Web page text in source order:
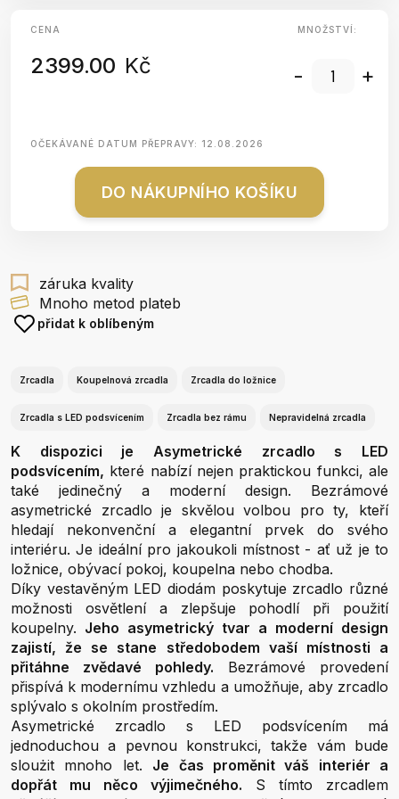
CENA
2399.00 Kč
MNOŽSTVÍ:
- +
OČEKÁVANÉ DATUM PŘEPRAVY: 12.08.2026
DO NÁKUPNÍHO KOŠÍKU
záruka kvality
Mnoho metod plateb
přidat k oblíbeným
Zrcadla Koupelnová zrcadla Zrcadla do ložnice
Zrcadla s LED podsvícením Zrcadla bez rámu Nepravidelná zrcadla
K dispozici je Asymetrické zrcadlo s LED
podsvícením, které nabízí nejen praktickou funkci, ale
také jedinečný a moderní design. Bezrámové
asymetrické zrcadlo je skvělou volbou pro ty, kteří
hledají nekonvenční a elegantní prvek do svého
interiéru. Je ideální pro jakoukoli místnost - ať už je to
ložnice, obývací pokoj, koupelna nebo chodba.
Díky vestavěným LED diodám poskytuje zrcadlo různé
možnosti osvětlení a zlepšuje pohodlí při použití
koupelny. Jeho asymetrický tvar a moderní design
zajistí, že se stane středobodem vaší místnosti a
přitáhne zvědavé pohledy. Bezrámové provedení
přispívá k modernímu vzhledu a umožňuje, aby zrcadlo
splývalo s okolním prostředím.
Asymetrické zrcadlo s LED podsvícením má
jednoduchou a pevnou konstrukci, takže vám bude
sloużit mnoho let. Je čas proměnit váš interiér a
dopřát mu něco výjimečného. S tímto zrcadlem